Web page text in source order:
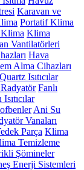
Karavan ve
Portatif Klima
Klima
Vantilatörleri
Hava
Alma Cihazları
Quartz Isıtıcılar
Fanlı
Ani Su
Vanaları
Parça Klima
Temizleme
Şömineler
Enerji Sistemleri